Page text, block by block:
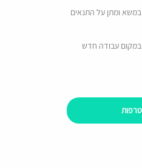
במשא ומתן על התנאים
במקום עבודה חדש